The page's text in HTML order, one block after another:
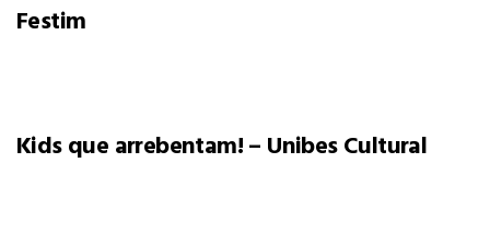
Festim
Kids que arrebentam! – Unibes Cultural